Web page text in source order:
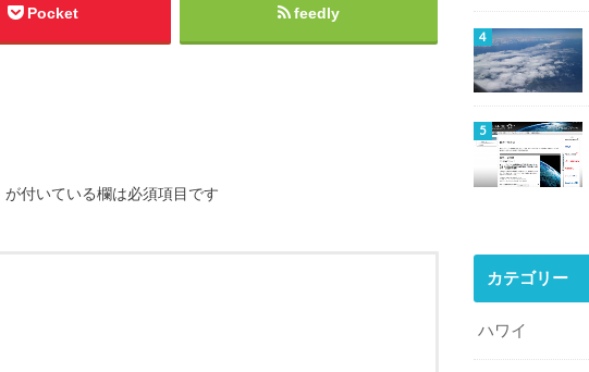
Pocket feedly
が付いている欄は必須項目です
カテゴリー
ハワイ